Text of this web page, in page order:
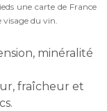
une carte de France
visage du vin.
minéralité
fraîcheur et